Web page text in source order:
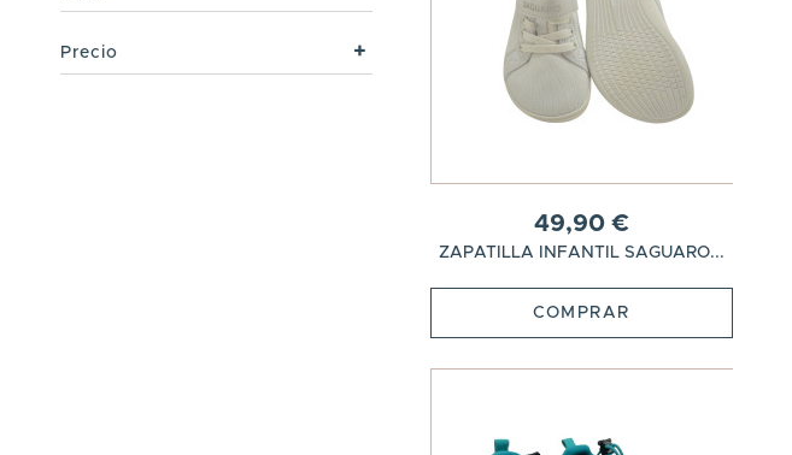
Precio
49,90 €
ZAPATILLA INFANTIL SAGUARO...
COMPRAR